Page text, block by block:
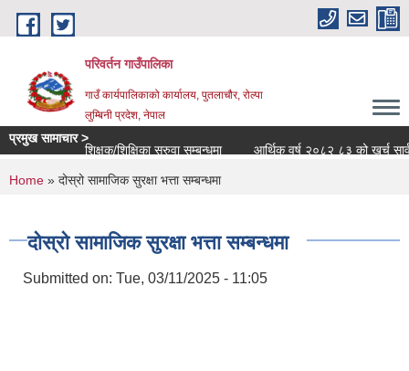
Skip to main content
परिवर्तन गाउँपालिका
गाउँ कार्यपालिकाको कार्यालय, पुतलाचौर, रोल्पा
लुम्बिनी प्रदेश, नेपाल
प्रमुख सामाचार >
शिक्षक/शिक्षिका सरुवा सम्बन्धमा
आर्थिक वर्ष २०८२ ८३ को खर्च
You are here
Home » दोस्रो सामाजिक सुरक्षा भत्ता सम्बन्धमा
दोस्रो सामाजिक सुरक्षा भत्ता सम्बन्धमा
Submitted on: Tue, 03/11/2025 - 11:05